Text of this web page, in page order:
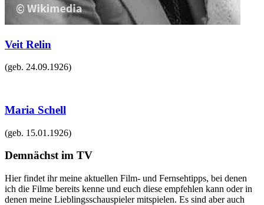
Veit Relin
(geb. 24.09.1926)
Maria Schell
(geb. 15.01.1926)
Demnächst im TV
Hier findet ihr meine aktuellen Film- und Fernsehtipps, bei denen
ich die Filme bereits kenne und euch diese empfehlen kann oder in
denen meine Lieblingsschauspieler mitspielen. Es sind aber auch